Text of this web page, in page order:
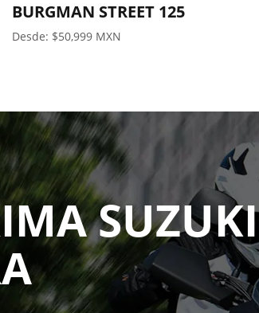
BURGMAN STREET 125
Desde: $50,999 MXN
SUZUKI